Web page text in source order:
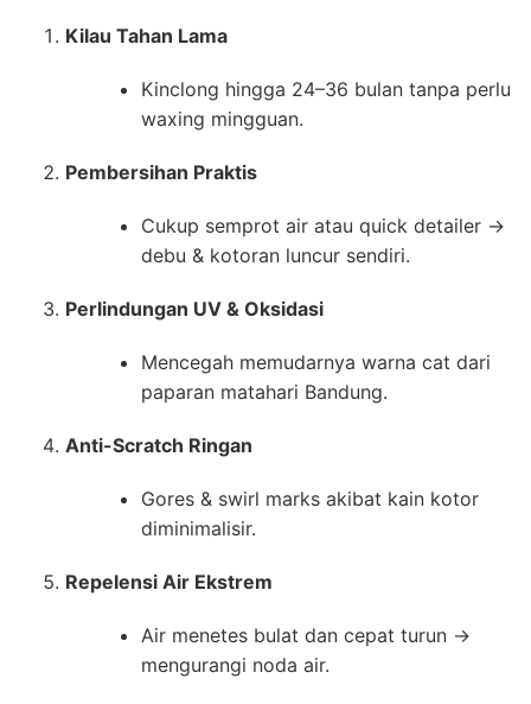
Kilau Tahan Lama
Kinclong hingga 24–36 bulan tanpa perlu
waxing mingguan.
Pembersihan Praktis
Cukup semprot air atau quick detailer →
debu & kotoran luncur sendiri.
Perlindungan UV & Oksidasi
Mencegah memudarnya warna cat dari
paparan matahari Bandung.
Anti-Scratch Ringan
Gores & swirl marks akibat kain kotor
diminimalisir.
Repelensi Air Ekstrem
Air menetes bulat dan cepat turun →
mengurangi noda air.